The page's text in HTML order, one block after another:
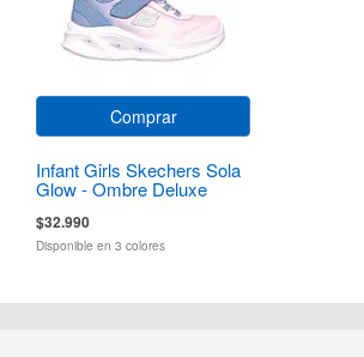
Comprar
Infant Girls Skechers Sola
Glow - Ombre Deluxe
$32.990
Disponible en 3 colores